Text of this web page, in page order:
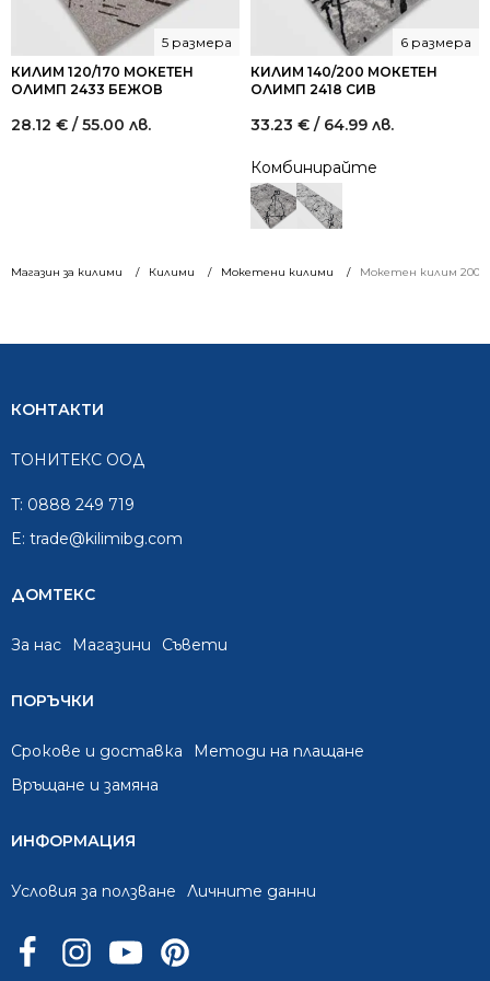
Магазин за килими Килими Мокетени килими Мокетен килим 200/
КИЛИМ 120/170 МОКЕТЕН
ОЛИМП 2433 БЕЖОВ
5 размера
28.12 € / 55.00 лв.
КИЛИМ 140/200 МОКЕТЕН
ОЛИМП 2418 СИВ
6 размера
33.23 € / 64.99 лв.
Комбинирайте
КОНТАКТИ
ТОНИТЕКС ООД
T: 0888 249 719
E: trade@kilimibg.com
ДОМТЕКС
За нас Mагазини Съвети
ПОРЪЧКИ
Срокове и доставка
Методи на плащане
Връщане и замяна
ИНФОРМАЦИЯ
Условия за ползване Личните данни